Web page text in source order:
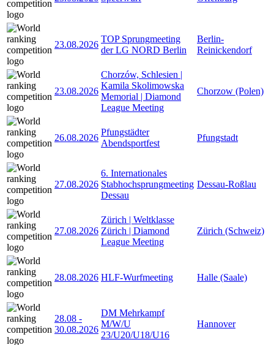
23.08.2026
TOP Sprungmeeting
der LG NORD Berlin
Berlin-
Reinickendorf
23.08.2026
Chorzów, Schlesien |
Kamila Skolimowska
Memorial | Diamond
League Meeting
Chorzow (Polen)
26.08.2026
Pfungstädter
Abendsportfest
Pfungstadt
27.08.2026
6. Internationales
Stabhochsprungmeeting
Dessau
Dessau-Roßlau
27.08.2026
Zürich | Weltklasse
Zürich | Diamond
League Meeting
Zürich (Schweiz)
28.08.2026 HLF-Wurfmeeting Halle (Saale)
28.08 -
30.08.2026
DM Mehrkampf
M/W/U
23/U20/U18/U16
Hannover